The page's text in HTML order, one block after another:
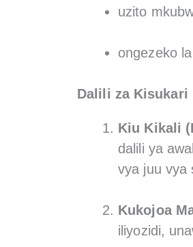
uzito
ongezeko
Dalili za Kisukari
Kiu Kikali
dalili ya
vya juu vya
Kukojoa
iliyozidi,